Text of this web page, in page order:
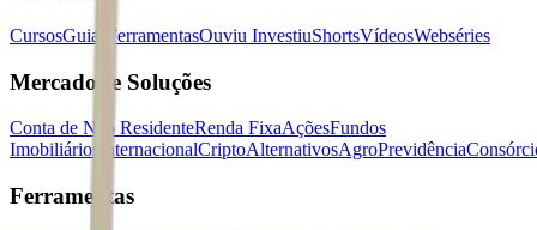
CursosGuias FerramentasOuviu InvestiuShortsVídeosWebséries
Mercados e Soluções
Conta de Não ResidenteRenda FixaAçõesFundos
Imobiliários
InternacionalCriptoAlternativosAgroPrevidência
Ferramentas